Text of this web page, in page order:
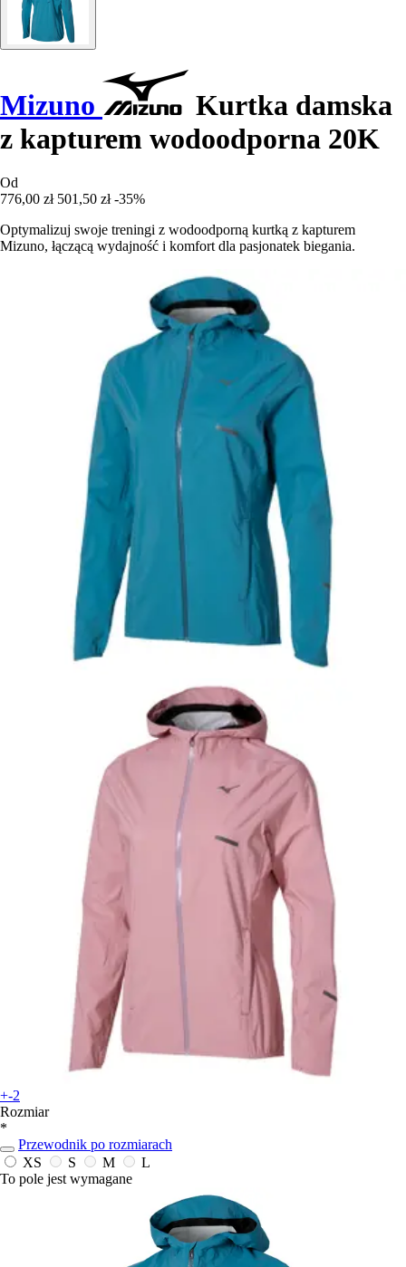
Mizuno
Kurtka damska
z kapturem wodoodporna 20K
Od
776,00 zł 501,50 zł -35%
Optymalizuj swoje treningi z wodoodporną kurtką z kapturem
Mizuno, łączącą wydajność i komfort dla pasjonatek biegania.
+-2
Rozmiar
*
Przewodnik po rozmiarach
XS
S M
L
To pole jest wymagane